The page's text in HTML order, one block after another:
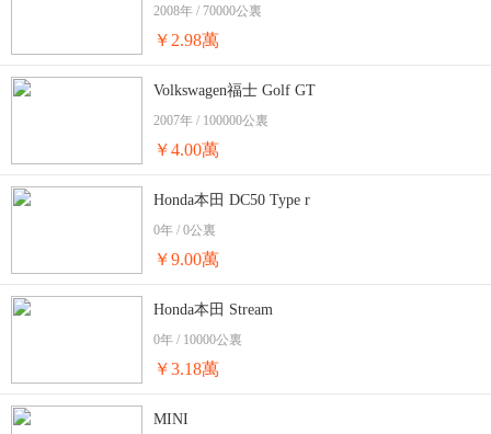
2008年 / 70000公裏
￥2.98萬
Volkswagen福士 Golf GT
2007年 / 100000公裏
￥4.00萬
Honda本田 DC50 Type r
0年 / 0公裏
￥9.00萬
Honda本田 Stream
0年 / 10000公裏
￥3.18萬
MINI